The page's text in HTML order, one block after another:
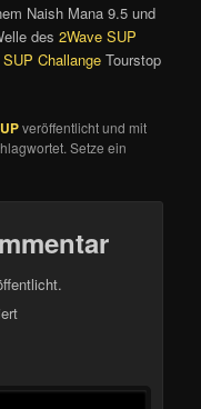
Naish Mana 9.5 und
des2Wave SUP
ChallangeTourstop
veröffentlicht und mit
Setze ein